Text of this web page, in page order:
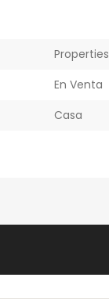
Properties
En Venta
Casa